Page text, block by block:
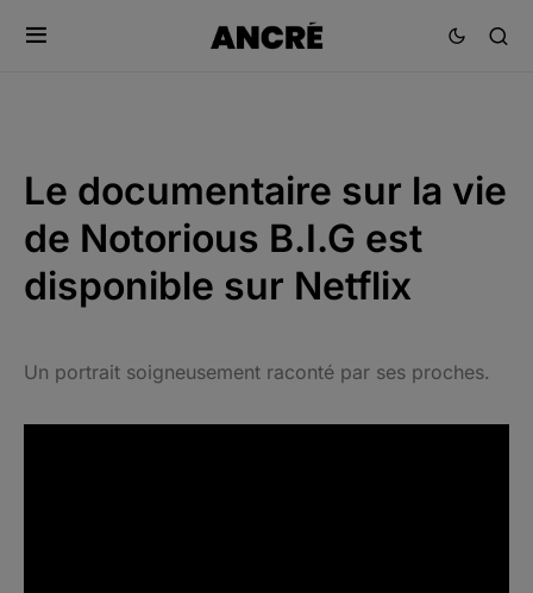
Le documentaire sur la vie
de Notorious B.I.G est
disponible sur Netflix
Un portrait soigneusement raconté par ses proches.